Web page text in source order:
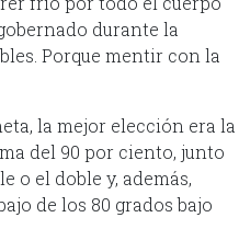
durante la
Porque mentir con la
la mejor elección era la
del 90 por ciento, junto
o el doble y, además,
de los 80 grados bajo